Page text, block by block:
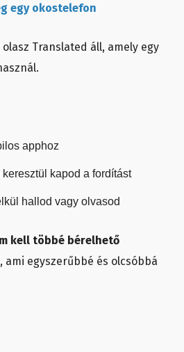
egy okostelefon
Translated áll, amely egy
apphoz
kapod a fordítást
hallod vagy olvasod
kell többé bérelhető
, ami egyszerűbbé és olcsóbbá